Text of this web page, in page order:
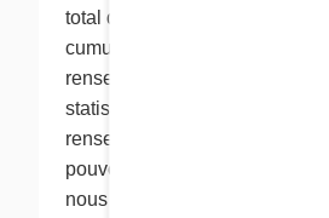
total de visiteurs de notre site
cumul anonyme. Nous
renseignements cumulatifs à
statistiques ne comprennent
renseignements personnels
pouvons également utiliser des
nous souvenir de vous lorsque